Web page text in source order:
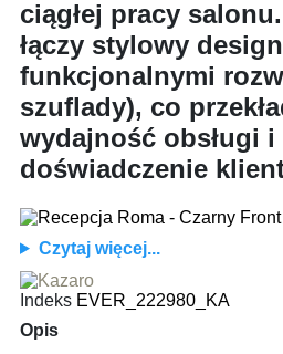
ciągłej pracy
łączy stylowy
funkcjonalnymi
szuflady), co
wydajność obsługi i
doświadczenie
Czytaj więcej...
Indeks EVER_222980_KA
Opis